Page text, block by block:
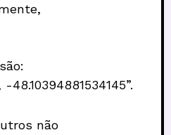
-48.10394881534145”.
não